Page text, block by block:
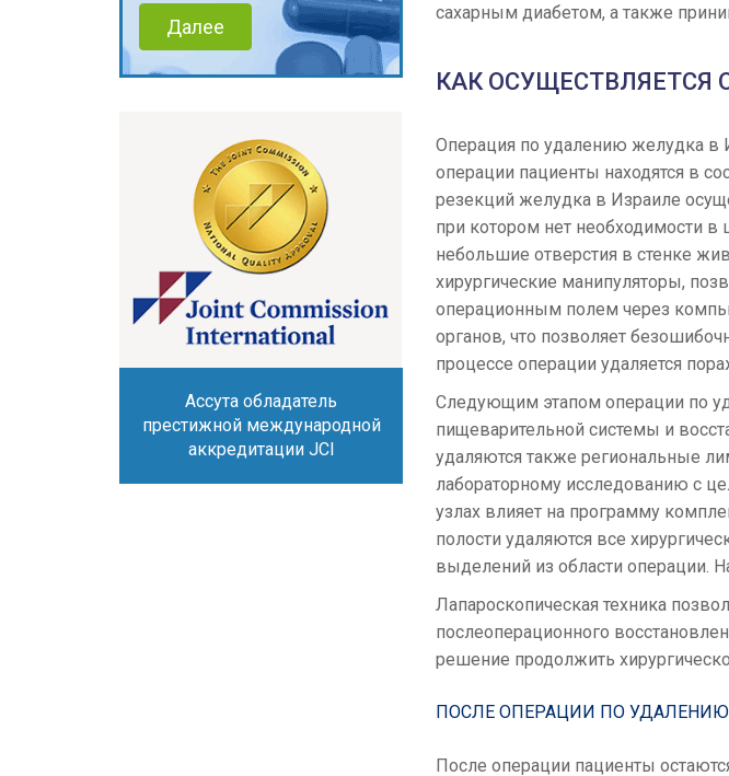
сахарным диабетом, а также
КАК ОСУЩЕСТВЛЯЕТСЯ
Операция по удалению желудка в
операции пациенты находятся в
резекций желудка в Израиле
при котором нет необходимости в
небольшие отверстия в стенке
хирургические манипуляторы,
операционным полем через
органов, что позволяет
процессе операции удаляется
Следующим этапом операции по
пищеварительной системы и
удаляются также региональные
лабораторному исследованию с
узлах влияет на программу
полости удаляются все
выделений из области операции.
Лапароскопическая техника
послеоперационного
решение продолжить
ПОСЛЕ ОПЕРАЦИИ ПО
После операции пациенты
Далее
Ассута обладатель
престижной международной
аккредитации JCI